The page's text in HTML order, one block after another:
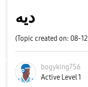
ديه
(Topic created on: 08-
bogyking756
Active Level 1